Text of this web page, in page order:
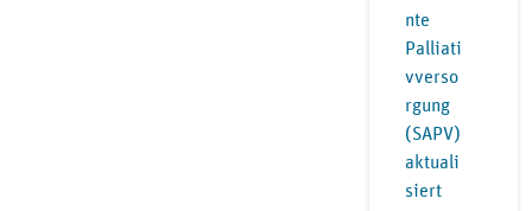
nte
Palliati
vverso
rgung
(SAPV)
aktuali
siert